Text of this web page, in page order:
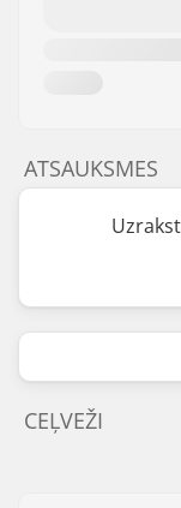
ATSAUKSMES
CEĻVEŽI